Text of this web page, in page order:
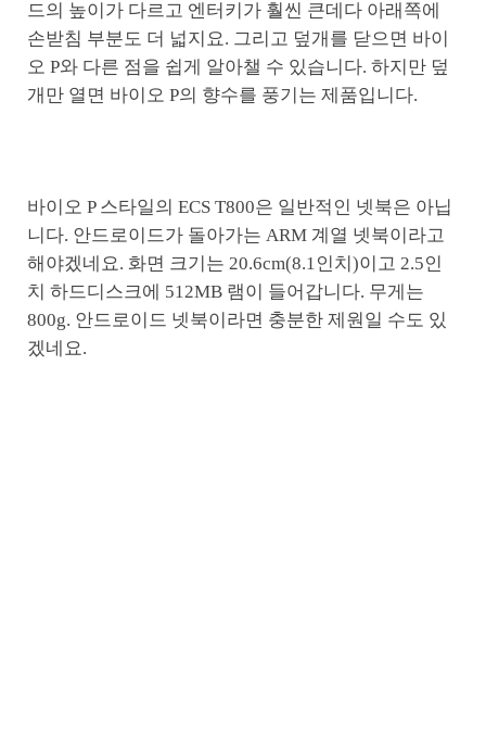
드의 높이가 다르고 엔터키가 훨씬 큰데다 아래쪽에
손받침 부분도 더 넓지요. 그리고 덮개를 닫으면 바이
오 P와 다른 점을 쉽게 알아챌 수 있습니다. 하지만 덮
개만 열면 바이오 P의 향수를 풍기는 제품입니다.
바이오 P 스타일의 ECS T800은 일반적인 넷북은 아닙
니다. 안드로이드가 돌아가는 ARM 계열 넷북이라고
해야겠네요. 화면 크기는 20.6cm(8.1인치)이고 2.5인
치 하드디스크에 512MB 램이 들어갑니다. 무게는
800g. 안드로이드 넷북이라면 충분한 제원일 수도 있
겠네요.